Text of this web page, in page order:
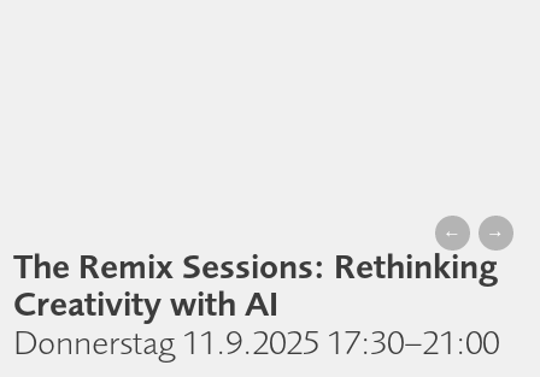
← →
The Remix Sessions: Rethinking
Creativity with AI
Donnerstag 11.9.2025 17:30–21:00